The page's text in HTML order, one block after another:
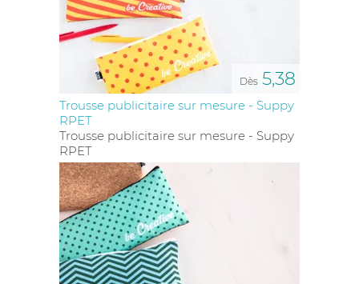
Dès 5,38
Trousse publicitaire sur mesure - Suppy
RPET
Trousse publicitaire sur mesure - Suppy
RPET